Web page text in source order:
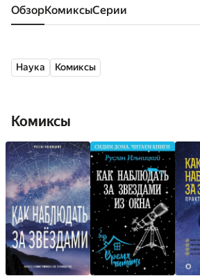
Обзор комиксы серии
Наука Комиксы
Комиксы